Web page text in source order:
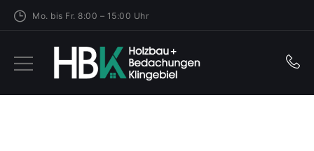
Mo. bis Fr. 8:00 – 15:00 Uhr